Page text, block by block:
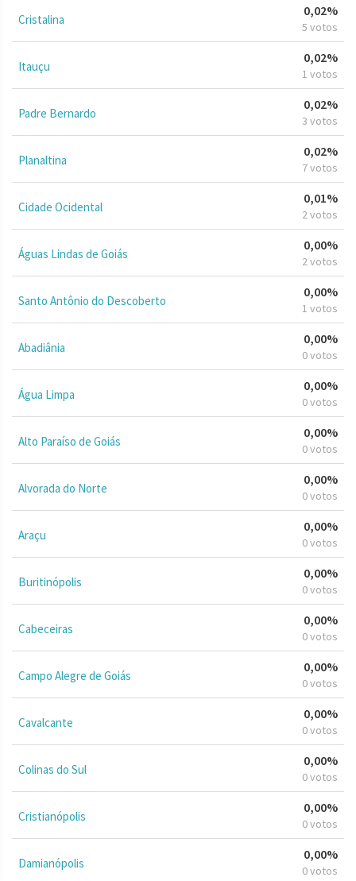
Cristalina
0,02%
5 votos
Itauçu
0,02%
1 votos
Padre Bernardo
0,02%
3 votos
Planaltina
0,02%
7 votos
Cidade Ocidental
0,01%
2 votos
Águas Lindas de Goiás
0,00%
2 votos
Santo Antônio do Descoberto
0,00%
1 votos
Abadiânia
0,00%
0 votos
Água Limpa
0,00%
0 votos
Alto Paraíso de Goiás
0,00%
0 votos
Alvorada do Norte
0,00%
0 votos
Araçu
0,00%
0 votos
Buritinópolis
0,00%
0 votos
Cabeceiras
0,00%
0 votos
Campo Alegre de Goiás
0,00%
0 votos
Cavalcante
0,00%
0 votos
Colinas do Sul
0,00%
0 votos
Cristianópolis
0,00%
0 votos
Damianópolis
0,00%
0 votos